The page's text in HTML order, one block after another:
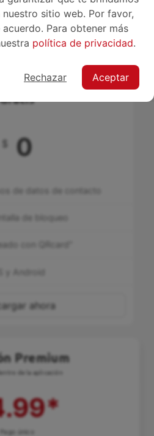
sitio web. Por favor,
Para obtener más
política de privacidad.
Rechazar Aceptar
Gratis
$ 0
de datos de contacto
de bloqueo
con QRcard"
ahora
Premium
de la aplicación
*
Pago único